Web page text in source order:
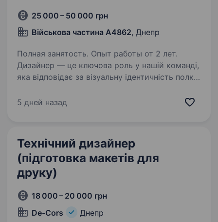
25 000 – 50 000 грн
Військова частина А4862, Днепр
Полная занятость. Опыт работы от 2 лет.
Дизайнер — це ключова роль у нашій команді,
яка відповідає за візуальну ідентичність полку
та впізнавані візуальні образи, що
5 дней назад
Технічний дизайнер
(підготовка макетів для
друку)
18 000 – 20 000 грн
De-Cors
Днепр